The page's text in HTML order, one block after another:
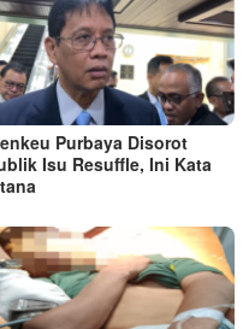
Purbaya Disorot
Isu Resuffle, Ini Kata